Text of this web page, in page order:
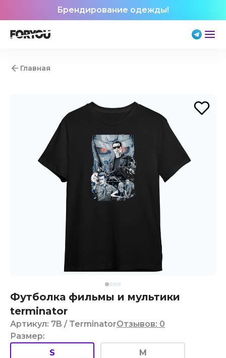
Брендирование одежды!
Главная
Футболка фильмы и мультики
terminator
Артикул: 7B / TerminatorОтзывов: 0
Размер:
S
M